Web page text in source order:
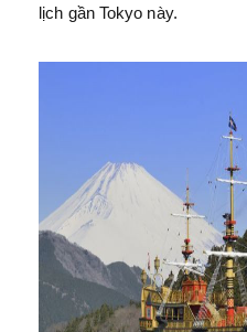
lịch gần Tokyo này.